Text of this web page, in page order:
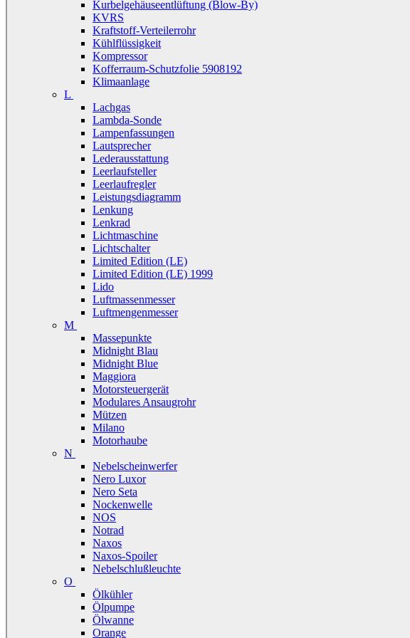
Kurbelgehäuseentlüftung (Blow-By)
KVRS
Kraftstoff-Verteilerrohr
Kühlflüssigkeit
Kompressor
Kofferraum-Schutzfolie 5908192
Klimaanlage
L
Lachgas
Lambda-Sonde
Lampenfassungen
Lautsprecher
Lederausstattung
Leerlaufsteller
Leerlaufregler
Leistungsdiagramm
Lenkung
Lenkrad
Lichtmaschine
Lichtschalter
Limited Edition (LE)
Limited Edition (LE) 1999
Lido
Luftmassenmesser
Luftmengenmesser
M
Massepunkte
Midnight Blau
Midnight Blue
Maggiora
Motorsteuergerät
Modulares Ansaugrohr
Mützen
Milano
Motorhaube
N
Nebelscheinwerfer
Nero Luxor
Nero Seta
Nockenwelle
NOS
Notrad
Naxos
Naxos-Spoiler
Nebelschlußleuchte
O
Ölkühler
Ölpumpe
Ölwanne
Orange